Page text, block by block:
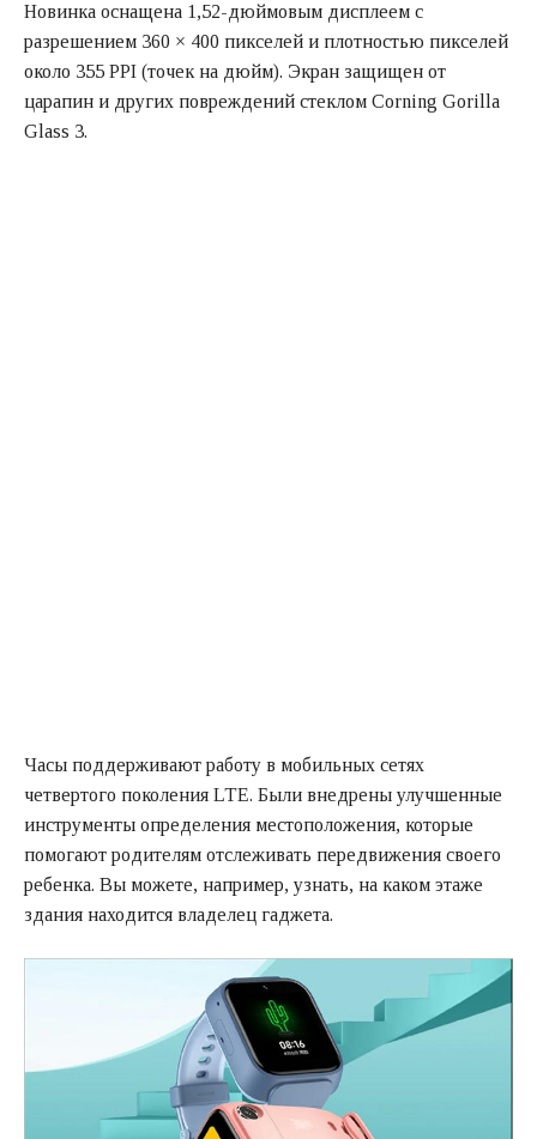
Новинка оснащена 1,52-дюймовым дисплеем с
разрешением 360 × 400 пикселей и плотностью пикселей
около 355 PPI (точек на дюйм). Экран защищен от
царапин и других повреждений стеклом Corning Gorilla
Glass 3.
Часы поддерживают работу в мобильных сетях
четвертого поколения LTE. Были внедрены улучшенные
инструменты определения местоположения, которые
помогают родителям отслеживать передвижения своего
ребенка. Вы можете, например, узнать, на каком этаже
здания находится владелец гаджета.